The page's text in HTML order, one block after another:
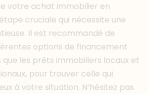
votre achat immobilier en
cruciale qui nécessite une
Il est recommandé de
options de financement
que les prêts immobiliers locaux et
pour trouver celle qui
à votre situation. N’hésitez pas